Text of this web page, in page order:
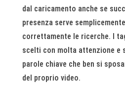
dal caricamento anche se
presenza serve
correttamente le ricerche. I
scelti con molta attenzione e
parole chiave che ben si
del proprio video.